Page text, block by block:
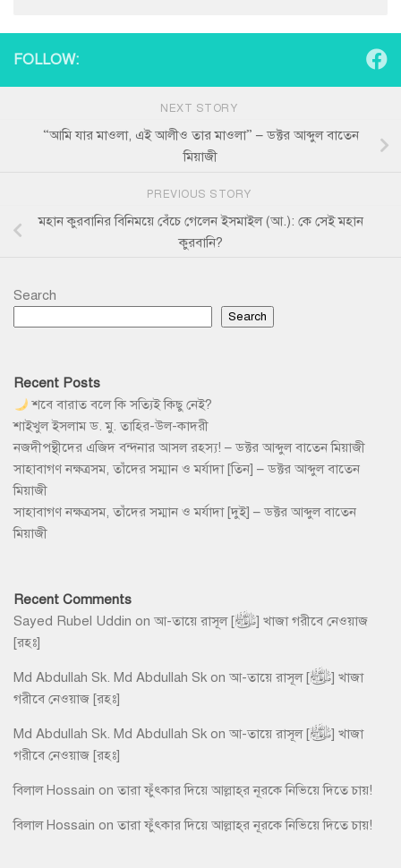
FOLLOW:
NEXT STORY
“আমি যার মাওলা, এই আলীও তার মাওলা” – ডক্টর আব্দুল বাতেন
মিয়াজী
PREVIOUS STORY
মহান কুরবানির বিনিময়ে বেঁচে গেলেন ইসমাইল (আ.): কে সেই মহান
কুরবানি?
Search
Search
Recent Posts
শবে বারাত বলে কি সত্যিই কিছু নেই?
শাইখুল ইসলাম ড. মু. তাহির-উল-কাদরী
নজদীপন্থীদের এজিদ বন্দনার আসল রহস্য! – ডক্টর আব্দুল বাতেন মিয়াজী
সাহাবাগণ নক্ষত্রসম, তাঁদের সম্মান ও মর্যাদা [তিন] – ডক্টর আব্দুল বাতেন
মিয়াজী
সাহাবাগণ নক্ষত্রসম, তাঁদের সম্মান ও মর্যাদা [দুই] – ডক্টর আব্দুল বাতেন
মিয়াজী
Recent Comments
Sayed Rubel Uddin on আ-তায়ে রাসূল [ﷺ] খাজা গরীবে নেওয়াজ
[রহঃ]
Md Abdullah Sk. Md Abdullah Sk on আ-তায়ে রাসূল [ﷺ] খাজা
গরীবে নেওয়াজ [রহঃ]
Md Abdullah Sk. Md Abdullah Sk on আ-তায়ে রাসূল [ﷺ] খাজা
গরীবে নেওয়াজ [রহঃ]
বিলাল Hossain onতারা ফুঁৎকার দিয়ে আল্লাহ্‌র নূরকে নিভিয়ে দিতে চায়!
বিলাল Hossain onতারা ফুঁৎকার দিয়ে আল্লাহ্‌র নূরকে নিভিয়ে দিতে চায়!